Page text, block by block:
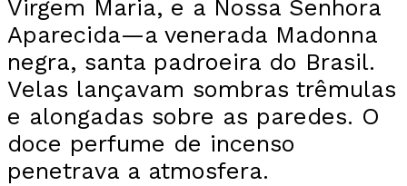
Virgem Maria, e a Nossa Senhora
Aparecida—a venerada Madonna
negra, santa padroeira do Brasil.
Velas lançavam sombras trêmulas
e alongadas sobre as paredes. O
doce perfume de incenso
penetrava a atmosfera.